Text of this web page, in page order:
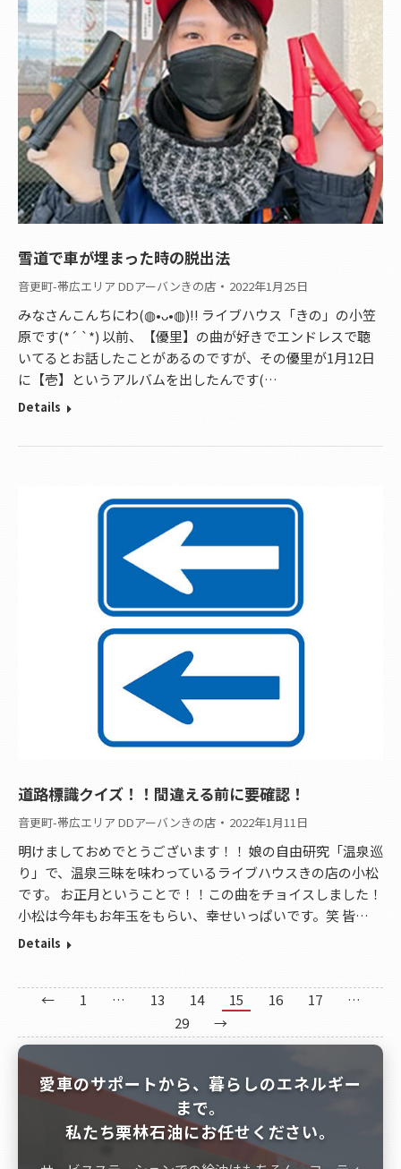
雪道で車が埋まった時の脱出法
音更町-帯広エリア DDアーバンきの店 2022年1月25日
みなさんこんちにわ(◍•ᴗ•◍)!! ライブハウス「きの」の小笠
原です(*´ `*) 以前、【優里】の曲が好きでエンドレスで聴
いてるとお話したことがあるのですが、その優里が1月12日
に【壱】というアルバムを出したんです(…
Details
道路標識クイズ！！間違える前に要確認！
音更町-帯広エリア DDアーバンきの店 2022年1月11日
明けましておめでとうございます！！ 娘の自由研究「温泉巡
り」で、温泉三昧を味わっているライブハウスきの店の小松
です。 お正月ということで！！この曲をチョイスしました！
小松は今年もお年玉をもらい、幸せいっぱいです。笑 皆…
Details
← 1 … 13 14 15 16 17
…
29
→
愛車のサポートから、暮らしのエネルギー
まで。
私たち栗林石油にお任せください。